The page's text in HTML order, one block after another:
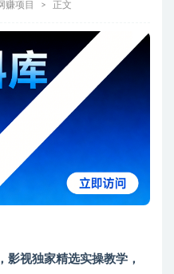
赚项目 正文
影视独家精选实操教学，